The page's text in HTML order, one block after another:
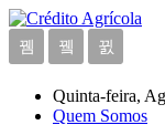
Quinta-feira,
Quem Somos